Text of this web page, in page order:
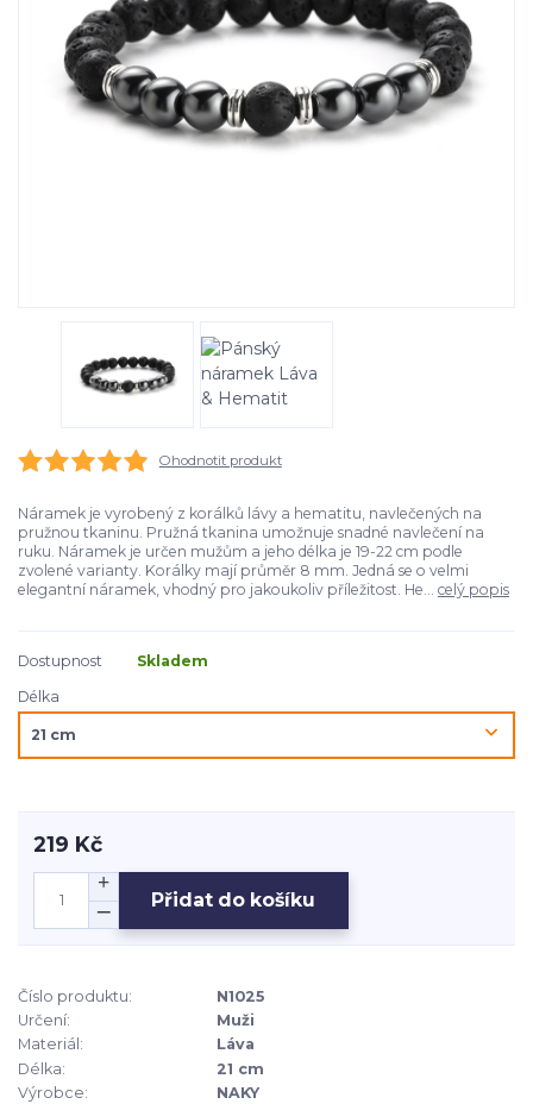
Ohodnotit produkt
Náramek je vyrobený z korálků lávy a hematitu, navlečených na
pružnou tkaninu. Pružná tkanina umožnuje snadné navlečení na
ruku. Náramek je určen mužům a jeho délka je 19-22 cm podle
zvolené varianty. Korálky mají průměr 8 mm. Jedná se o velmi
elegantní náramek, vhodný pro jakoukoliv příležitost. He... celý popis
Dostupnost
Skladem
Délka
219 Kč
Přidat do košíku
Číslo produktu:
N1025
Určení:
Muži
Materiál:
Láva
Délka:
21 cm
Výrobce:
NAKY